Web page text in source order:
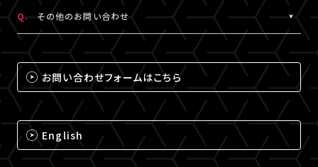
「Chrome」）にて閲覧ください。
なお、MY BOXで配信されるコンテンツは、視聴プレイヤーに
ChromecastとAirPlayのアイコンは表示されません。予めご了承
ください。
メールが届かない場合は、下記ドメインの受信設定をお願いいた
します。
※メールの再配信はできません。迷惑メールフォルダをご確認くだ
@liveship.tokyo
@id.amob.jp
Q. その他のお問い合わせ
A.
それ以外のお問い合わせについては、下記のいずれかの方法でお
問い合わせください。
【LIVESHIPお問い合わせ窓口】
https://liveship.tokyo/mob/form/inquAdd.php?site=LS
グッズ配送・お届け済み商品に関して
【A!SMART お問い合わせ窓口】
お問い合わせフォームはこちら
English